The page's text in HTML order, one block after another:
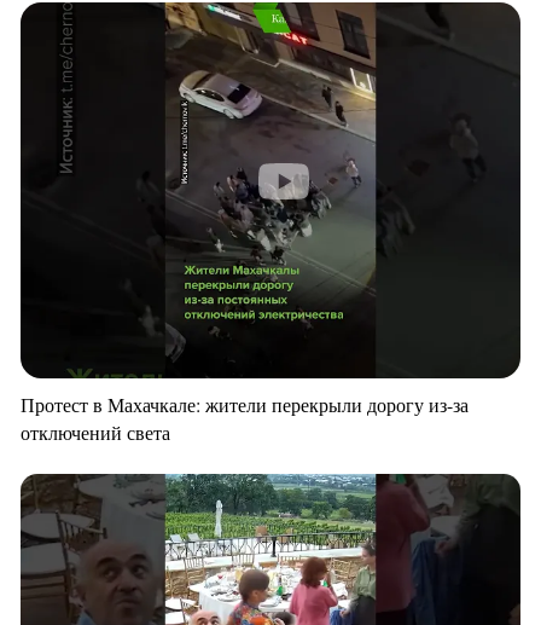
Протест в Махачкале: жители перекрыли дорогу из-за
отключений света